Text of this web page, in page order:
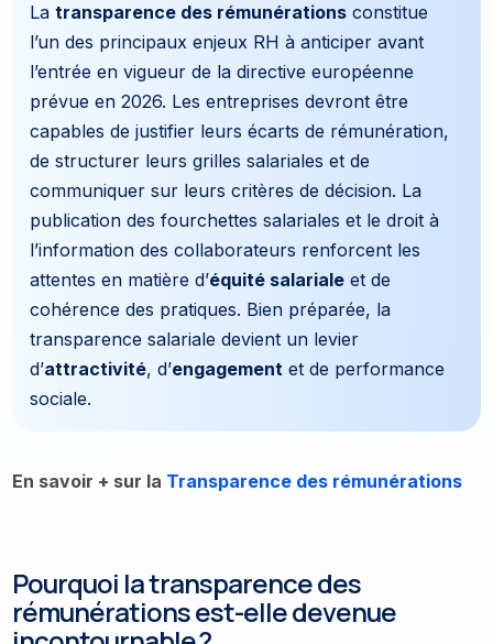
Latransparence des rémunérations constitue
l’un des principaux enjeux RH à anticiper avant
l’entrée en vigueur de la directive européenne
prévue en 2026. Les entreprises devront être
capables de justifier leurs écarts de rémunération,
de structurer leurs grilles salariales et de
communiquer sur leurs critères de décision. La
publication des fourchettes salariales et le droit à
l’information des collaborateurs renforcent les
attentes en matière d’équité salariale et de
cohérence des pratiques. Bien préparée, la
transparence salariale devient un levier
d’attractivité, d’engagement et de performance
sociale.
En savoir + sur la Transparence des rémunérations
Pourquoi la transparence des
rémunérations est-elle devenue